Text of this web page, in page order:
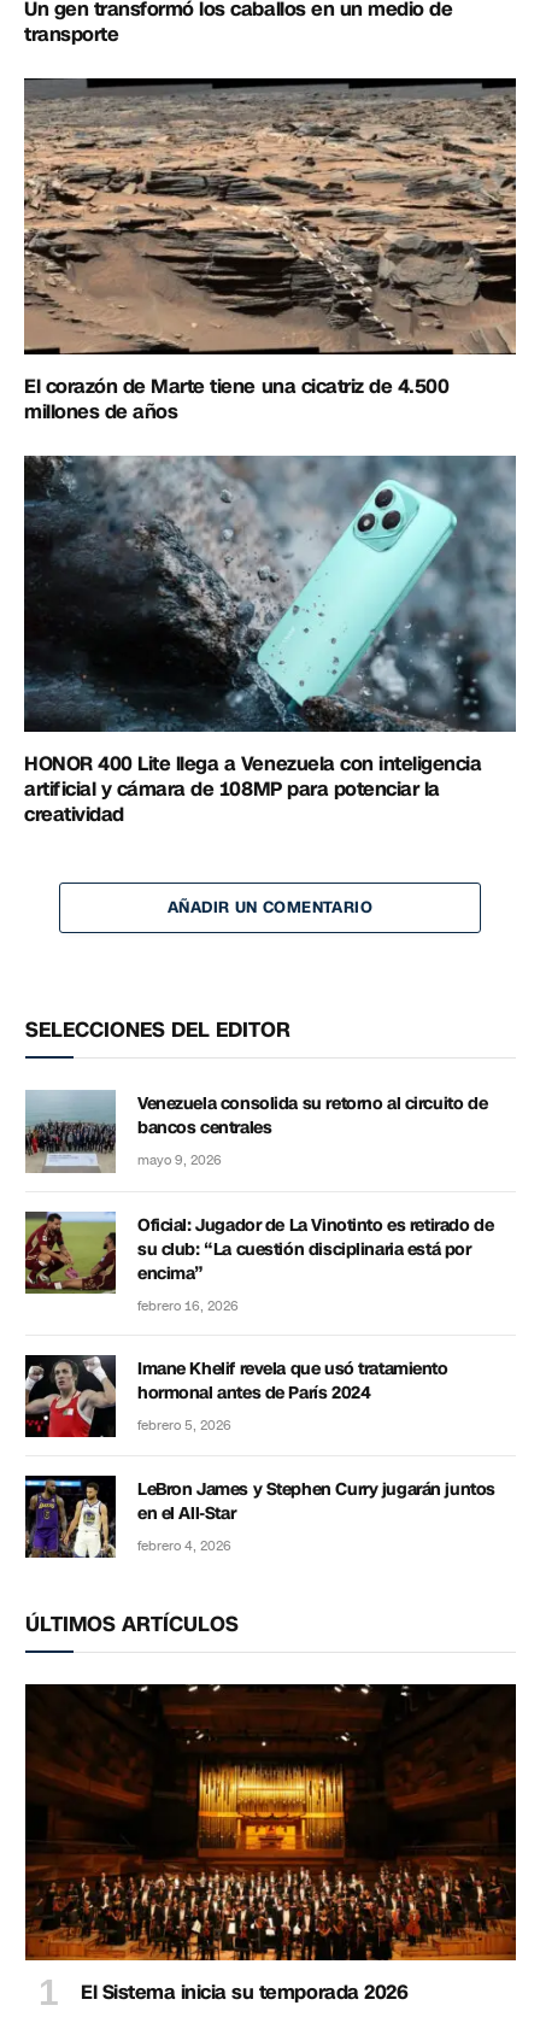
Un gen transformó los caballos en un medio de
transporte
El corazón de Marte tiene una cicatriz de 4.500
millones de años
HONOR 400 Lite llega a Venezuela con inteligencia
artificial y cámara de 108MP para potenciar la
creatividad
AÑADIR UN COMENTARIO
SELECCIONES DEL EDITOR
Venezuela consolida su retorno al circuito de
bancos centrales
mayo 9, 2026
Oficial: Jugador de La Vinotinto es retirado de
su club: “La cuestión disciplinaria está por
encima”
febrero 16, 2026
Imane Khelif revela que usó tratamiento
hormonal antes de París 2024
febrero 5, 2026
LeBron James y Stephen Curry jugarán juntos
en el All-Star
febrero 4, 2026
ÚLTIMOS ARTÍCULOS
El Sistema inicia su temporada 2026